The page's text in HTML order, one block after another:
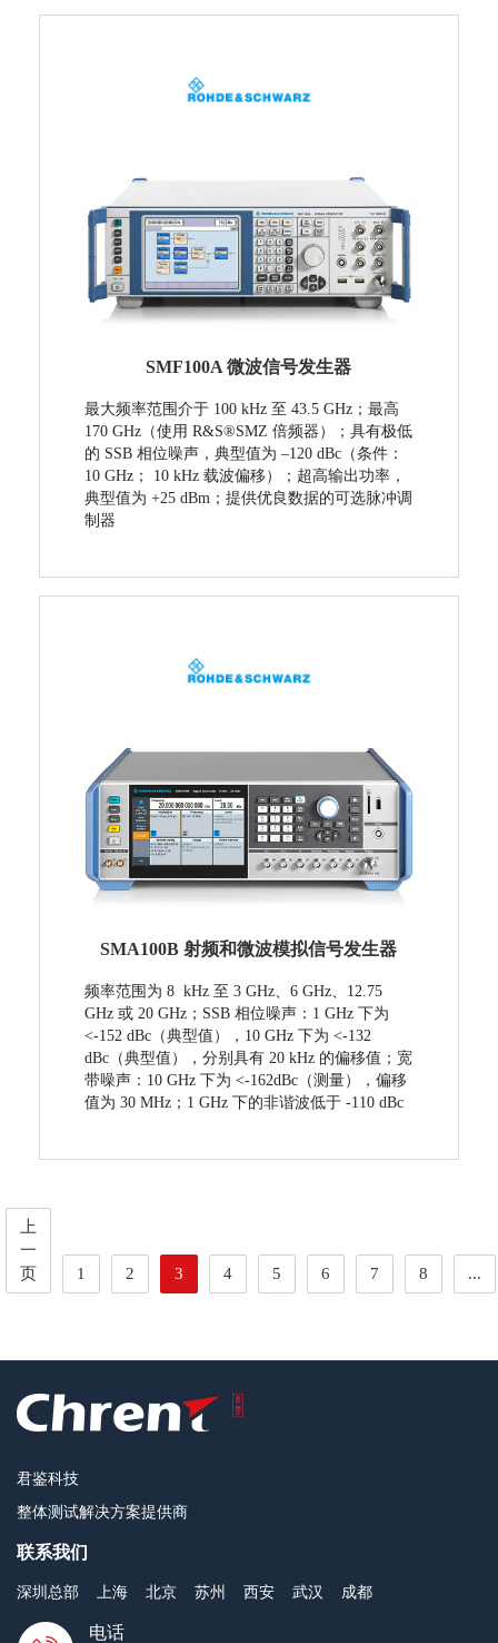
SMF100A 微波信号发生器
最大频率范围介于 100 kHz 至 43.5 GHz；最高
170 GHz（使用 R&S®SMZ 倍频器）；具有极低
的 SSB 相位噪声，典型值为 –120 dBc（条件：
10 GHz； 10 kHz 载波偏移）；超高输出功率，
典型值为 +25 dBm；提供优良数据的可选脉冲调
制器
SMA100B 射频和微波模拟信号发生器
频率范围为 8 kHz 至 3 GHz、6 GHz、12.75
GHz 或 20 GHz；SSB 相位噪声：1 GHz 下为
<-152 dBc（典型值），10 GHz 下为 <-132
dBc（典型值），分别具有 20 kHz 的偏移值；宽
带噪声：10 GHz 下为 <-162dBc（测量），偏移
值为 30 MHz；1 GHz 下的非谐波低于 -110 dBc
上
一
页
1 2 3 4 5 6 7 8 ...
君鉴科技
整体测试解决方案提供商
联系我们
深圳总部 上海 北京 苏州 西安 武汉 成都
电话